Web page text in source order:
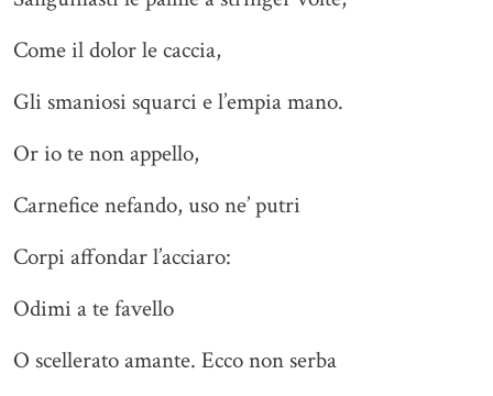
Come il dolor le caccia,
Gli smaniosi squarci e l’empia mano.
Or io te non appello,
Carnefice nefando, uso ne’ putri
Corpi affondar l’acciaro:
Odimi a te favello
O scellerato amante. Ecco non serba